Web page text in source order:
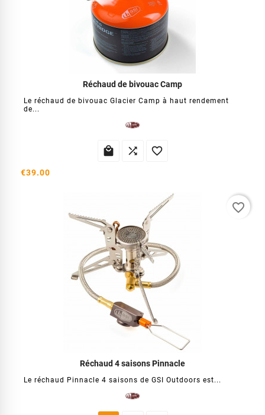
Réchaud de bivouac Camp
Le réchaud de bivouac Glacier Camp à haut rendement
de...
  
€39.00
Réchaud 4 saisons Pinnacle
Le réchaud Pinnacle 4 saisons de GSI Outdoors est...
favorite_border